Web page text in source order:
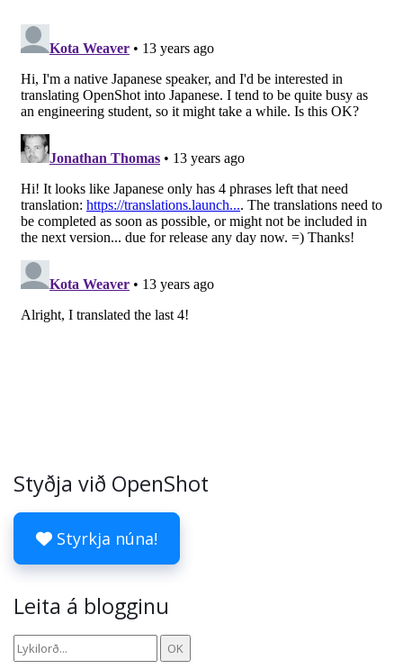
Styðja við OpenShot
Styrkja núna!
Leita á blogginu